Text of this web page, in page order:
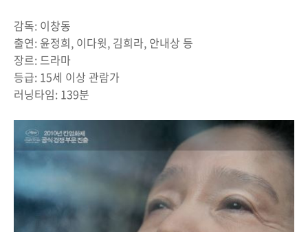
감독: 이창동
출연: 윤정희, 이다윗, 김희라, 안내상 등
장르: 드라마
등급: 15세 이상 관람가
러닝타임: 139분